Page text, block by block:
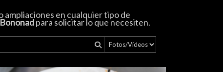
ampliaciones en cualquier tipo de
para solicitar lo que necesiten.